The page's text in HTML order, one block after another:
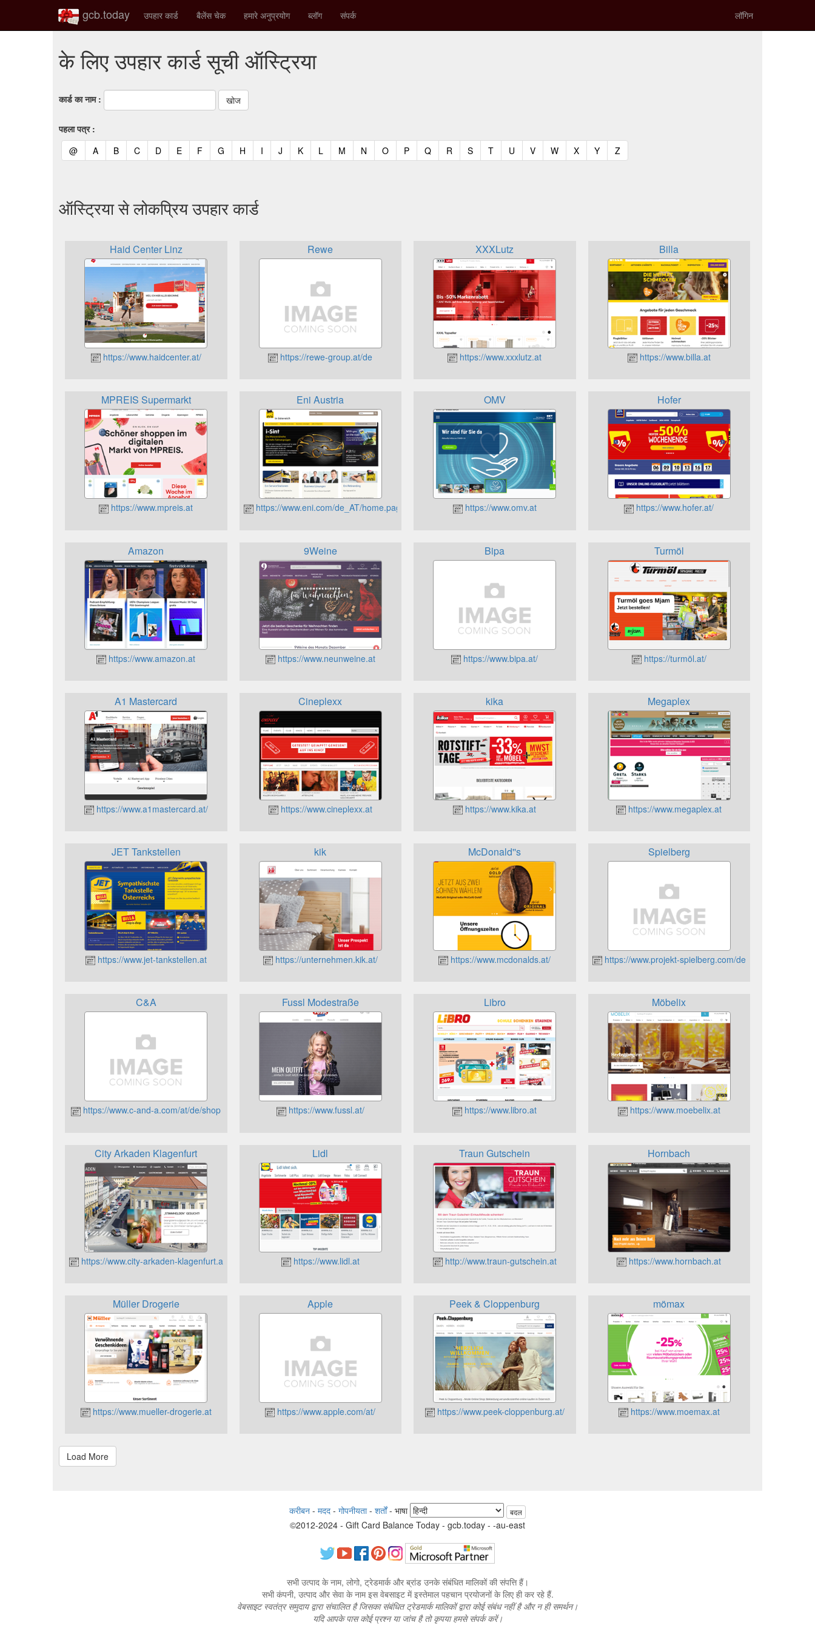
gcb.today उपहार कार्ड बैलेंस चेक हमारे अनुप्रयोग ब्लॉग संपर्क लॉगिन
के लिए उपहार कार्ड सूची ऑस्‍ट्रिया
कार्ड का नाम :
पहला पत्र :
@(current)
A(current)
B(current)
C(current)
D(current)
E(current)
F(current)
G (current)
H (current)
I (current)
J (current)
K(current)
L (current)
M (current)
N (current)
O(current)
P(current)
Q(current)
R (current)
S(current)
T(current)
U (current)
V(current)
W(current)
X(current)
Y(current)
Z(current)
ऑस्‍ट्रिया से लोकप्रिय उपहार कार्ड
Haid Center Linz
https://www.haidcenter.at/
Rewe
https://rewe-group.at/de
XXXLutz
https://www.xxxlutz.at
Billa
https://www.billa.at
MPREIS Supermarkt
https://www.mpreis.at
Eni Austria
https://www.eni.com/de_AT/home.page
OMV
https://www.omv.at
Hofer
https://www.hofer.at/
Amazon
https://www.amazon.at
9Weine
https://www.neunweine.at
Bipa
https://www.bipa.at/
Turmöl
https://turmöl.at/
A1 Mastercard
https://www.a1mastercard.at/
Cineplexx
https://www.cineplexx.at
kika
https://www.kika.at
Megaplex
https://www.megaplex.at
JET Tankstellen
https://www.jet-tankstellen.at
kik
https://unternehmen.kik.at/
McDonald''s
https://www.mcdonalds.at/
Spielberg
https://www.projekt-spielberg.com/de
C&A
https://www.c-and-a.com/at/de/shop
Fussl Modestraße
https://www.fussl.at/
Libro
https://www.libro.at
Möbelix
https://www.moebelix.at
City Arkaden Klagenfurt
https://www.city-arkaden-klagenfurt.at
Lidl
https://www.lidl.at
Traun Gutschein
http://www.traun-gutschein.at
Hornbach
https://www.hornbach.at
Müller Drogerie
https://www.mueller-drogerie.at
Apple
https://www.apple.com/at/
Peek & Cloppenburg
https://www.peek-cloppenburg.at/
mömax
https://www.moemax.at
करीबन - मदद - गोपनीयता- शर्तों- भाषा बदल
©2012-2024 - Gift Card Balance Today - gcb.today - -au-east
सभी उत्पाद के नाम, लोगो, ट्रेडमार्क और ब्रांड उनके संबंधित मालिकों की संपत्ति हैं।
सभी कंपनी, उत्पाद और सेवा के नाम इस वेबसाइट में इस्तेमाल पहचान प्रयोजनों के लिए ही कर रहे हैं.
वेबसाइट स्वतंत्र समुदाय द्वारा संचालित है जिसका संबंधित ट्रेडमार्क मालिकों द्वारा कोई संबंध नहीं है और न ही समर्थन।
यदि आपके पास कोई प्रश्न या जांच है तो कृपया हमसे संपर्क करें।